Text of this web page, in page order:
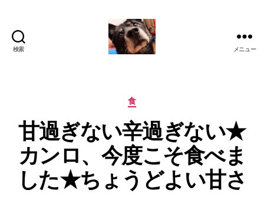
検索 メニュー
カ
ゴ
リ
ー
食
甘過ぎない辛過ぎない★
カンロ、今度こそ食べま
した★ちょうどよい甘さ